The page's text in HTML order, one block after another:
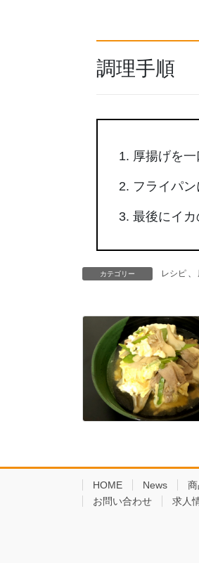
調理手順
厚揚げを
フライパ
最後にイ
カテゴリー レシピ 、
HOME News
お問い合わせ
求人